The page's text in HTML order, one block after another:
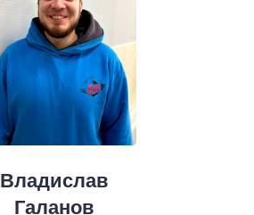
Владислав
Галанов